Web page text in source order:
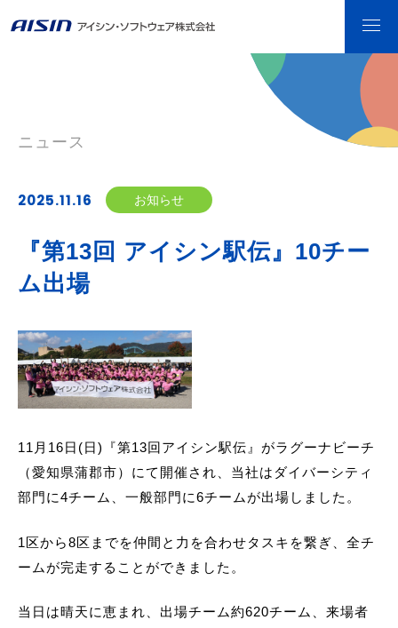
ニュース
2025.11.16 お知らせ
『第13回 アイシン駅伝』10チー
ム出場
11月16日(日)『第13回アイシン駅伝』がラグーナビーチ
（愛知県蒲郡市）にて開催され、当社はダイバーシティ
部門に4チーム、一般部門に6チームが出場しました。
1区から8区までを仲間と力を合わせタスキを繋ぎ、全チ
ームが完走することができました。
当日は晴天に恵まれ、出場チーム約620チーム、来場者